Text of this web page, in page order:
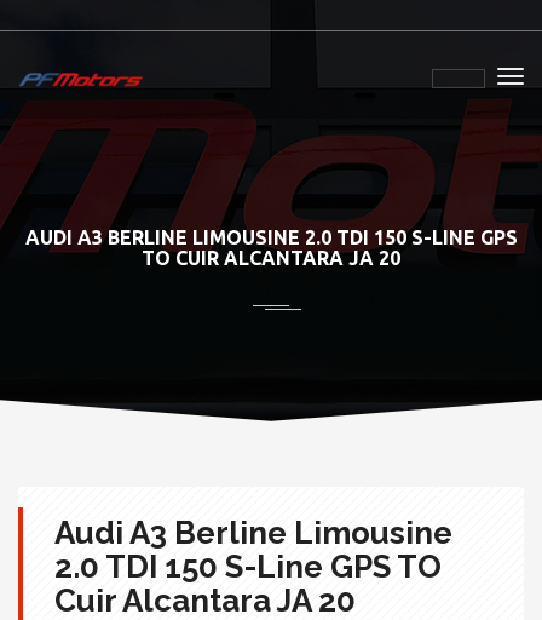
AUDI A3 BERLINE LIMOUSINE 2.0 TDI 150 S-LINE GPS
TO CUIR ALCANTARA JA 20
Audi A3 Berline Limousine
2.0 TDI 150 S-Line GPS TO
Cuir Alcantara JA 20